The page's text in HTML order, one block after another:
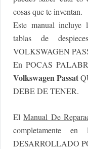
cosas que te inventan.
Este manual incluye
tablas de
VOLKSWAGEN
En POCAS
Volkswagen Passat
DEBE DE TENER.
ElManual De
completamente
DESARROLLADO